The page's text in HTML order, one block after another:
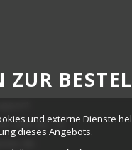
ZUR
296 28 - 0
und externe Dienste
dieses Angebots.